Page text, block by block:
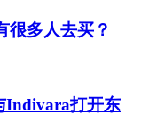
很多人去买？
Indivara打开东